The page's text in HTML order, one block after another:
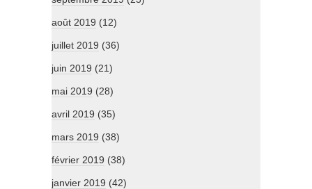
août 2019 (12)
juillet 2019 (36)
juin 2019 (21)
mai 2019 (28)
avril 2019 (35)
mars 2019 (38)
février 2019 (38)
janvier 2019 (42)